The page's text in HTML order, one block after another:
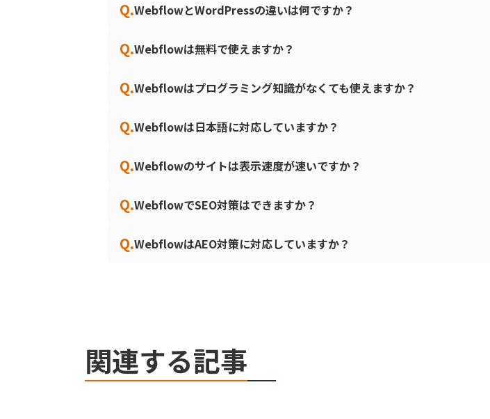
Q.WebflowとWordPressの違いは何ですか？
Q.Webflowは無料で使えますか？
Q.Webflowはプログラミング知識がなくても使えますか？
Q.Webflowは日本語に対応していますか？
Q.Webflowのサイトは表示速度が速いですか？
Q.WebflowでSEO対策はできますか？
Q.WebflowはAEO対策に対応していますか？
関連する記事